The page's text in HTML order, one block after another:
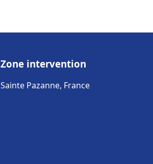
Zone intervention
Sainte Pazanne, France